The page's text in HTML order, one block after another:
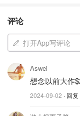
不入更待何时！刚
评论
打开App写评论
Aswei
想念以前大作
2024-09-02 · 回复